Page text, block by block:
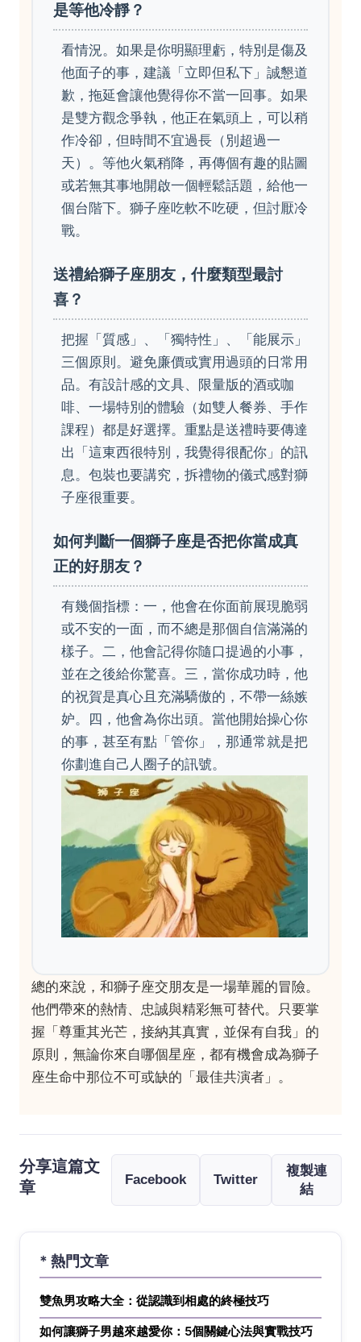
是等他冷靜？
看情況。如果是你明顯理虧，特別是傷及
他面子的事，建議「立即但私下」誠懇道
歉，拖延會讓他覺得你不當一回事。如果
是雙方觀念爭執，他正在氣頭上，可以稍
作冷卻，但時間不宜過長（別超過一
天）。等他火氣稍降，再傳個有趣的貼圖
或若無其事地開啟一個輕鬆話題，給他一
個台階下。獅子座吃軟不吃硬，但討厭冷
戰。
送禮給獅子座朋友，什麼類型最討
喜？
把握「質感」、「獨特性」、「能展示」
三個原則。避免廉價或實用過頭的日常用
品。有設計感的文具、限量版的酒或咖
啡、一場特別的體驗（如雙人餐券、手作
課程）都是好選擇。重點是送禮時要傳達
出「這東西很特別，我覺得很配你」的訊
息。包裝也要講究，拆禮物的儀式感對獅
子座很重要。
如何判斷一個獅子座是否把你當成真
正的好朋友？
有幾個指標：一，他會在你面前展現脆弱
或不安的一面，而不總是那個自信滿滿的
樣子。二，他會記得你隨口提過的小事，
並在之後給你驚喜。三，當你成功時，他
的祝賀是真心且充滿驕傲的，不帶一絲嫉
妒。四，他會為你出頭。當他開始操心你
的事，甚至有點「管你」，那通常就是把
你劃進自己人圈子的訊號。
總的來說，和獅子座交朋友是一場華麗的冒險。
他們帶來的熱情、忠誠與精彩無可替代。只要掌
握「尊重其光芒，接納其真實，並保有自我」的
原則，無論你來自哪個星座，都有機會成為獅子
座生命中那位不可或缺的「最佳共演者」。
分享這篇文
章
Facebook Twitter
複製連
結
* 熱門文章
雙魚男攻略大全：從認識到相處的終極技巧
如何讓獅子男越來越愛你：5個關鍵心法與實戰技巧